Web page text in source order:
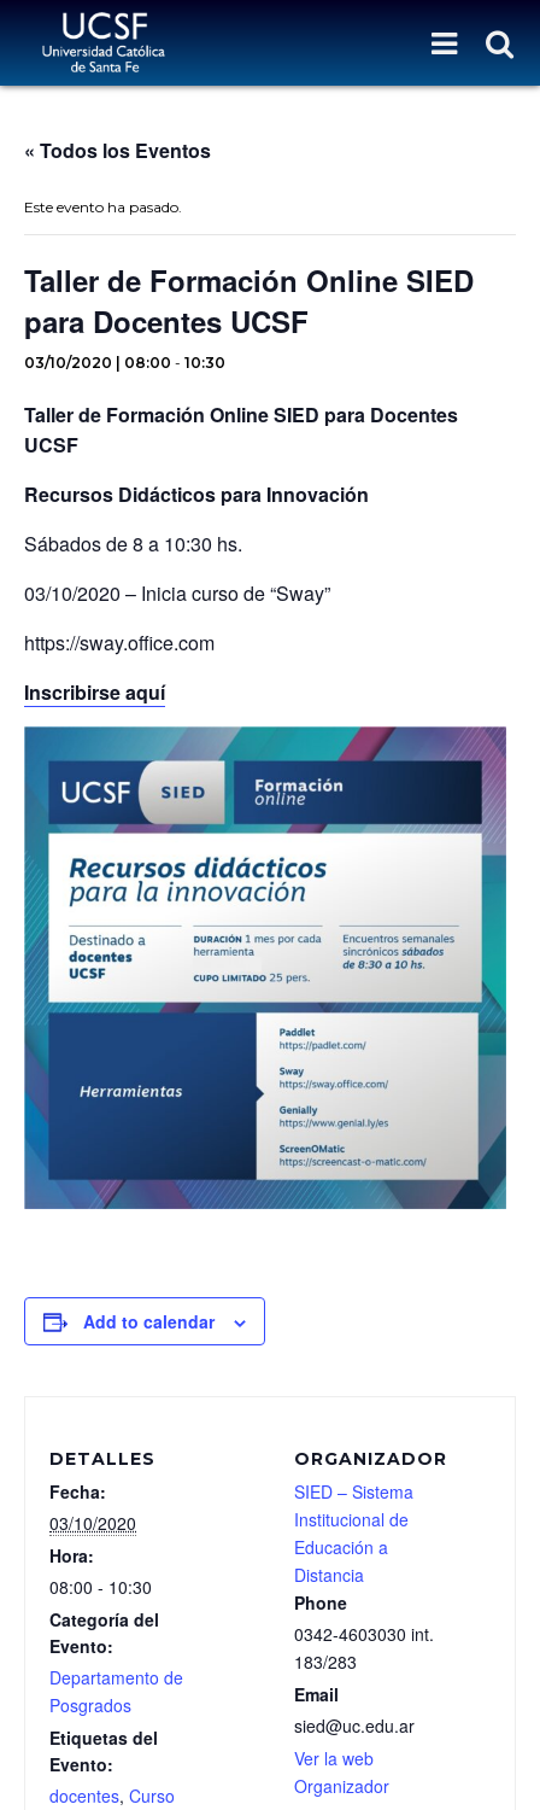
« Todos los Eventos
Este evento ha pasado.
Taller de Formación Online SIED
para Docentes UCSF
03/10/2020 | 08:00 - 10:30
Taller de Formación Online SIED para Docentes
UCSF
Recursos Didácticos para Innovación
Sábados de 8 a 10:30 hs.
03/10/2020 – Inicia curso de “Sway”
https://sway.office.com
Inscribirse aquí
Add to calendar
DETALLES
Fecha:
03/10/2020
Hora:
08:00 - 10:30
Categoría del
Evento:
Departamento de
Posgrados
Etiquetas del
Evento:
docentes, Curso
ORGANIZADOR
SIED – Sistema
Institucional de
Educación a
Distancia
Phone
0342-4603030 int.
183/283
Email
sied@uc.edu.ar
Ver la web
Organizador